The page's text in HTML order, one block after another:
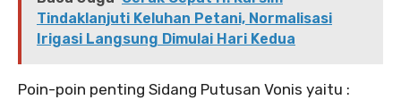
Tindaklanjuti Keluhan Petani, Normalisasi
Irigasi Langsung Dimulai Hari Kedua
‎‎Poin-poin penting Sidang Putusan Vonis yaitu :